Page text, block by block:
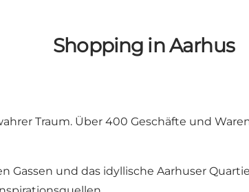
Shopping in Aarhus
Traum. Über 400 Geschäfte und
und das idyllische Aarhuser